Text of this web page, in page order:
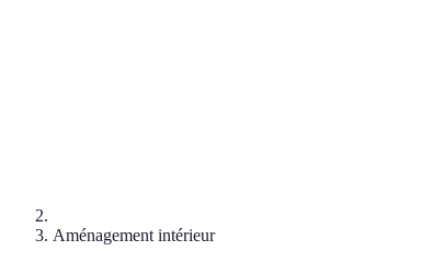
Aménagement intérieur